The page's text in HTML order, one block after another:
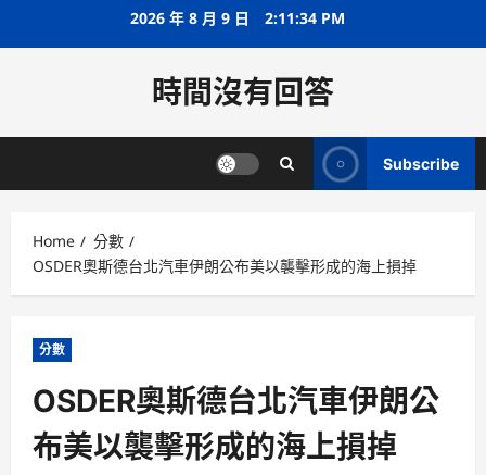
2026 年 8 月 9 日 2:11:34 PM
時間沒有回答
Subscribe
Home
分數
OSDER奧斯德台北汽車伊朗公布美以襲擊形成的海上損掉
分數
OSDER奧斯德台北汽車伊朗公
布美以襲擊形成的海上損掉